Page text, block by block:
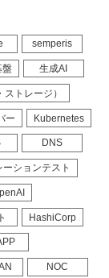
semperis
盤 生成AI
トレージ）
ー Kubernetes
DNS
ーションテスト
HashiCorp
NOC